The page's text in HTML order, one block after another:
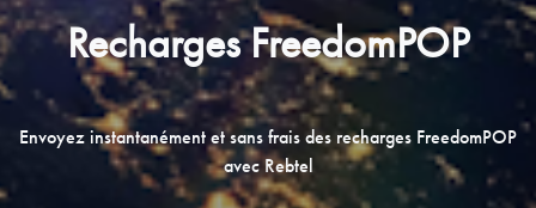
Recharges FreedomPOP
Envoyez instantanément et sans frais des recharges FreedomPOP
avec Rebtel